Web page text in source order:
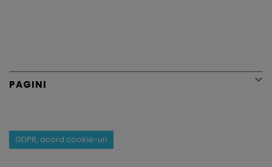
PAGINI 
GDPR, acord cookie-uri